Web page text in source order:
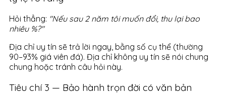
Hỏi thẳng: "Nếu sau 2 năm tôi muốn đổi, thu lại bao
nhiêu %?"
Địa chỉ uy tín sẽ trả lời ngay, bằng số cụ thể (thường
90–93% giá viên đá). Địa chỉ không uy tín sẽ nói chung
chung hoặc tránh câu hỏi này.
Tiêu chí 3 — Bảo hành trọn đời có văn bản